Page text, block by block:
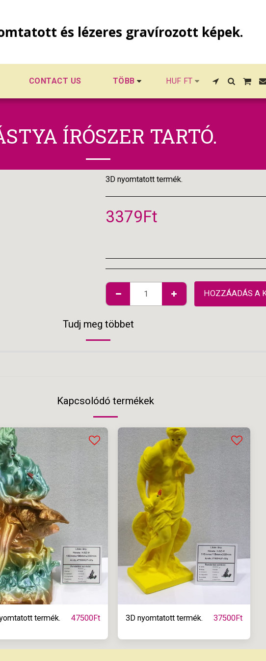
és lézeres gravírozott képek.
CONTACT US TÖBB HUF FT
ÍRÓSZER TARTÓ.
3D nyomtatott termék.
3379Ft
HOZZÁADÁS A
Tudj meg többet
Kapcsolódó termékek
termék. 47500Ft 3D nyomtatott termék. 37500Ft